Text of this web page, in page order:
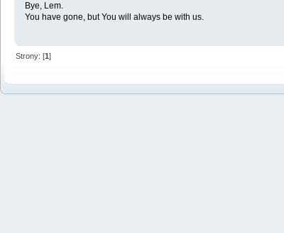
Bye, Lem.
You have gone, but You will always be with us.
Strony: [1]